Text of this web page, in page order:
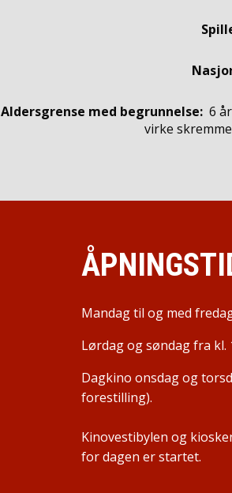
Aldersgrense med begrunnelse: 6 år
virke
Mandag til og med
Lørdag og søndag fra kl.
Dagkino onsdag og
forestilling).
Kinovestibylen og
for dagen er startet.